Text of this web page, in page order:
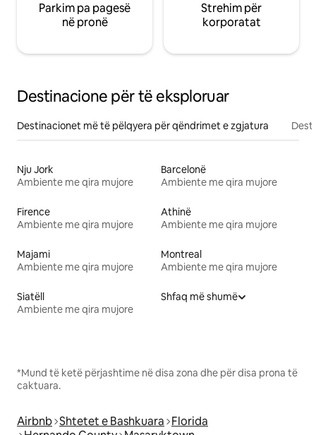
Parkim pa pagesë
në pronë
Strehim për
korporatat
Destinacione për të eksploruar
Destinacionet më të pëlqyera për qëndrimet e zgjatura
Nju Jork
Ambiente me qira mujore
Barcelonë
Ambiente me qira mujore
Firence
Ambiente me qira mujore
Athinë
Ambiente me qira mujore
Majami
Ambiente me qira mujore
Montreal
Ambiente me qira mujore
Siatëll
Ambiente me qira mujore
Shfaq më shumë
*Mund të ketë përjashtime në disa zona dhe për disa prona të
caktuara.
Airbnb Shtetet e Bashkuara Florida